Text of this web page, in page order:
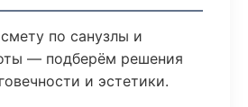
по санузлы и
— подберём решения
и эстетики.